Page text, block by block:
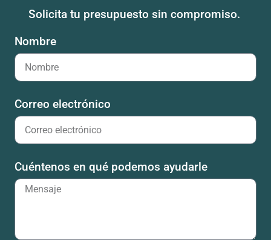
Solicita tu presupuesto sin compromiso.
Nombre
Correo electrónico
Cuéntenos en qué podemos ayudarle